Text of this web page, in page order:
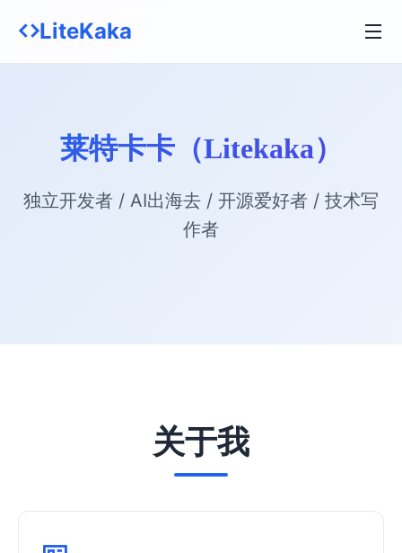
LiteKaka
莱特卡卡（Litekaka）
独立开发者 / AI出海去 / 开源爱好者 / 技术写
作者
关于我